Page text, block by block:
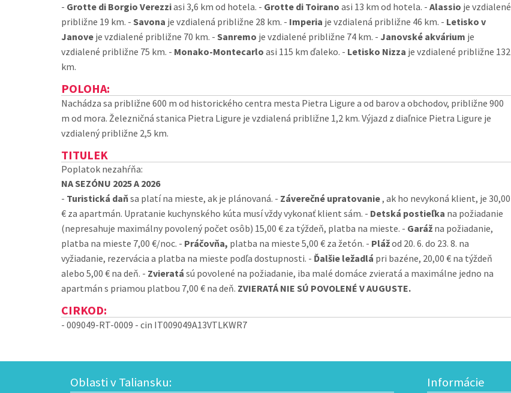
- Grotte di Borgio Verezziasi 3,6 km od hotela. - Grotte di Toirano asi 13 km od hotela. - Alassio je vzdialené
približne 19 km. - Savona je vzdialená približne 28 km. - Imperia je vzdialená približne 46 km. - Letisko v
Janove je vzdialené približne 70 km. - Sanremo je vzdialené približne 74 km. - Janovské akvárium je
vzdialené približne 75 km. - Monako-Montecarlo asi 115 km ďaleko. - Letisko Nizza je vzdialené približne 132
km.
POLOHA:
Nachádza sa približne 600 m od historického centra mesta Pietra Ligure a od barov a obchodov, približne 900
m od mora. Železničná stanica Pietra Ligure je vzdialená približne 1,2 km. Výjazd z diaľnice Pietra Ligure je
vzdialený približne 2,5 km.
TITULEK
Poplatok nezahŕňa:
NA SEZÓNU 2025 A 2026
- Turistická daňsa platí na mieste, ak je plánovaná. - Záverečné upratovanie, ak ho nevykoná klient, je 30,00
€ za apartmán. Upratanie kuchynského kúta musí vždy vykonať klient sám. - Detská postieľka na požiadanie
(nepresahuje maximálny povolený počet osôb) 15,00 € za týždeň, platba na mieste. - Garáž na požiadanie,
platba na mieste 7,00 €/noc. - Práčovňa, platba na mieste 5,00 € za žetón. - Plážod 20. 6. do 23. 8. na
vyžiadanie, rezervácia a platba na mieste podľa dostupnosti. - Ďalšie ležadlá pri bazéne, 20,00 € na týždeň
alebo 5,00 € na deň. - Zvieratá sú povolené na požiadanie, iba malé domáce zvieratá a maximálne jedno na
apartmán s priamou platbou 7,00 € na deň. ZVIERATÁ NIE SÚ POVOLENÉ V AUGUSTE.
CIRKOD:
- 009049-RT-0009 - cin IT009049A13VTLKWR7
Oblasti v Taliansku: Informácie